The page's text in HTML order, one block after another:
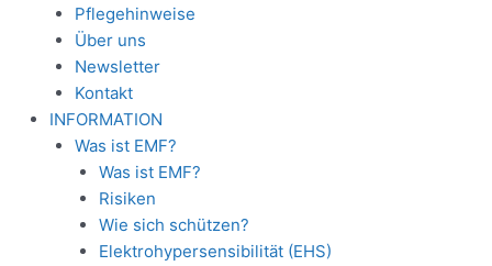
Pflegehinweise
Über uns
Newsletter
Kontakt
INFORMATION
Was ist EMF?
Was ist EMF?
Risiken
Wie sich schützen?
Elektrohypersensibilität (EHS)